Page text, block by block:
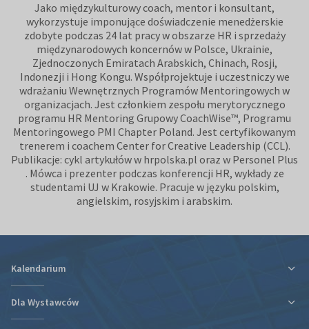
Jako międzykulturowy coach, mentor i konsultant,
wykorzystuje imponujące doświadczenie menedżerskie
zdobyte podczas 24 lat pracy w obszarze HR i sprzedaży
międzynarodowych koncernów w Polsce, Ukrainie,
Zjednoczonych Emiratach Arabskich, Chinach, Rosji,
Indonezji i Hong Kongu. Współprojektuje i uczestniczy we
wdrażaniu Wewnętrznych Programów Mentoringowych w
organizacjach. Jest członkiem zespołu merytorycznego
programu HR Mentoring Grupowy CoachWise™, Programu
Mentoringowego PMI Chapter Poland. Jest certyfikowanym
trenerem i coachem Center for Creative Leadership (CCL).
Publikacje: cykl artykułów w hrpolska.pl oraz w Personel Plus
. Mówca i prezenter podczas konferencji HR, wykłady ze
studentami UJ w Krakowie. Pracuje w języku polskim,
angielskim, rosyjskim i arabskim.
Kalendarium
Dla Wystawców